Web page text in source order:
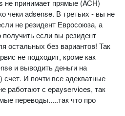
не принимает прямые (ACH)
чеки adsense. В третьих - вы не
не резидент Евросоюза, а
если вы резидент
остальных без вариантов! Так
не подходит, кроме как
и выводить деньги на
счет. И почти все адекватные
работают с epayservices, так
переводы.....так что про